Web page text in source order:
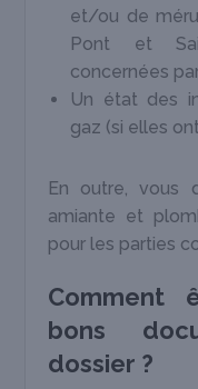
et/ou de
Pont et
concernées
Un état des
gaz (si elles
En outre, vous
amiante et
pour les parties
Comment
bons
dossier ?